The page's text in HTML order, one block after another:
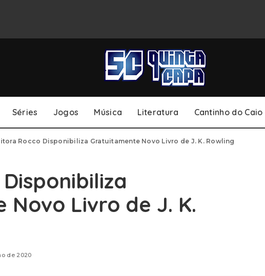
Séries Jogos Música Literatura Cantinho do Caio
Rocco Disponibiliza Gratuitamente Novo Livro de J. K. Rowling
Livro de J. K.
de 2020